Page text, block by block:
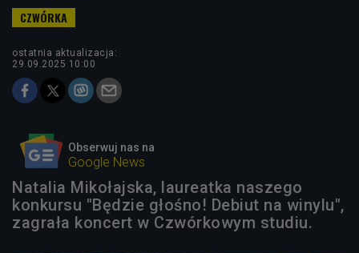
ostatnia aktualizacja:
29.09.2025 10:00
Obserwuj nas na
Google News
Natalia Mikołajska, laureatka naszego
konkursu "Będzie głośno! Debiut na winylu",
zagrała koncert w Czwórkowym studiu.